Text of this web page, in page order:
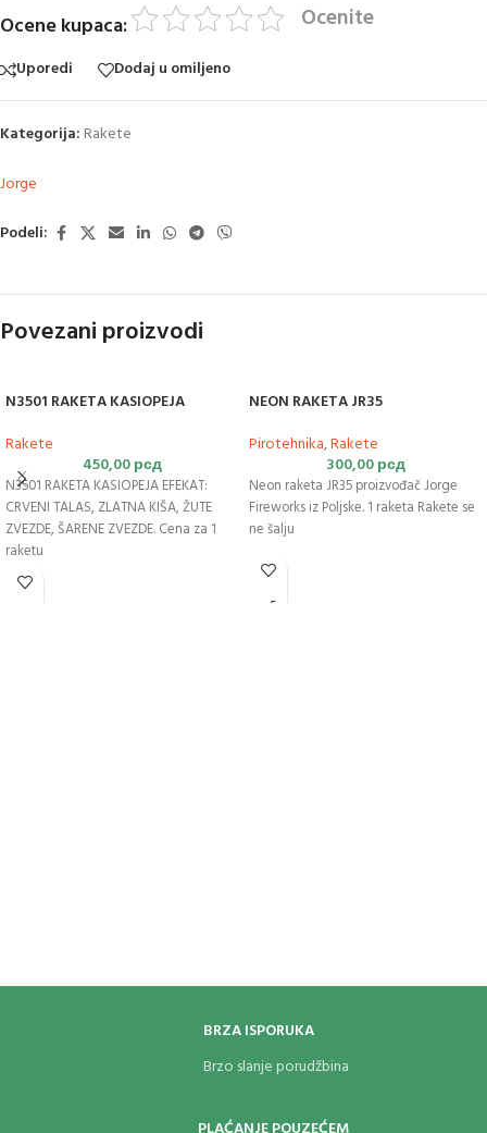
Ocene kupaca: Ocenite
Uporedi Dodaj u omiljeno
Kategorija: Rakete
Jorge
Podeli:
Povezani proizvodi
N3501 RAKETA KASIOPEJA
Rakete
450,00рсд
N3501 RAKETA KASIOPEJA EFEKAT:
CRVENI TALAS, ZLATNA KIŠA, ŽUTE
ZVEZDE, ŠARENE ZVEZDE. Cena za 1
raketu
NEON RAKETA JR35
Pirotehnika,Rakete
300,00рсд
Neon raketa JR35 proizvođač Jorge
Fireworks iz Poljske. 1 raketa Rakete se
ne šalju
BRZA ISPORUKA
Brzo slanje porudžbina